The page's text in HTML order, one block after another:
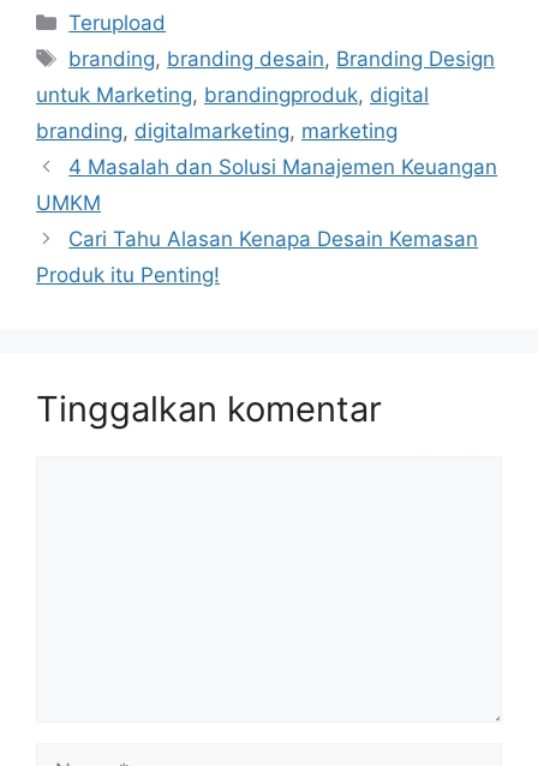
Kategori
Terupload
Tag
branding, branding desain, Branding Design
untuk Marketing, brandingproduk, digital
branding, digitalmarketing, marketing
4 Masalah dan Solusi Manajemen Keuangan
UMKM
Cari Tahu Alasan Kenapa Desain Kemasan
Produk itu Penting!
Tinggalkan komentar